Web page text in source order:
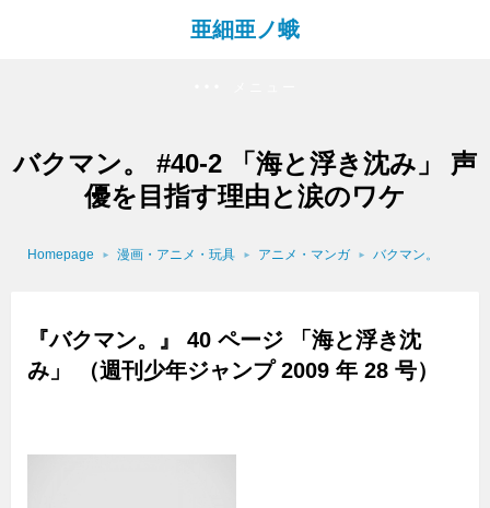
亜細亜ノ蛾
バクマン。 #40-2 「海と浮き沈み」 声
優を目指す理由と涙のワケ
Homepage 漫画・アニメ・玩具 アニメ・マンガ バクマン。
『バクマン。』 40 ページ 「海と浮き沈
み」 （週刊少年ジャンプ 2009 年 28 号）